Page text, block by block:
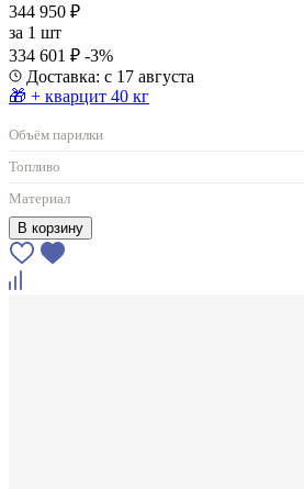
344 950 ₽
за 1 шт
334 601 ₽ -3%
Доставка: с 17 августа
🎁 + кварцит 40 кг
Объём парилки
Топливо
Материал
В корзину